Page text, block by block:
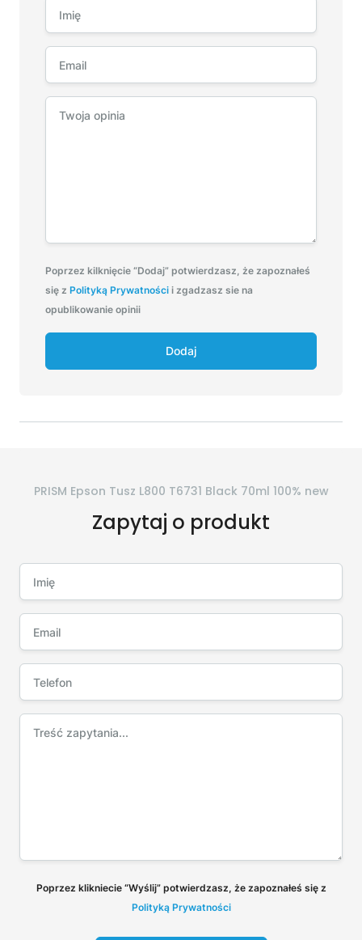
Poprzez kilknięcie “Dodaj” potwierdzasz, że zapoznałeś
się z Polityką Prywatności i zgadzasz sie na
opublikowanie opinii
Dodaj
PRISM Epson Tusz L800 T6731 Black 70ml 100% new
Zapytaj o produkt
Poprzez klikniecie “Wyślij” potwierdzasz, że zapoznałeś się z
Polityką Prywatności